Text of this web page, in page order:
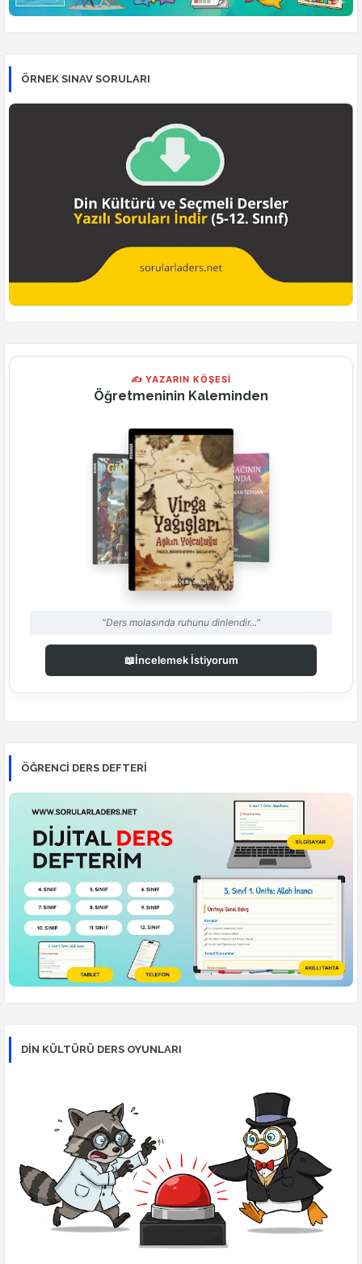
ÖRNEK SINAV SORULARI
✍ YAZARIN KÖŞESİ
Öğretmeninin Kaleminden
"Ders molasında ruhunu dinlendir..."
📖İncelemek İstiyorum
ÖĞRENCI DERS DEFTERI
DİN KÜLTÜRÜ DERS OYUNLARI